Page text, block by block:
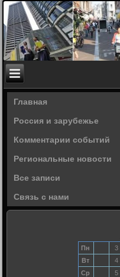
Главная
Россия и зарубежье
Комментарии событий
Региональные новости
Все записи
Связь с нами
Пн 3
Вт
4
Ср
5